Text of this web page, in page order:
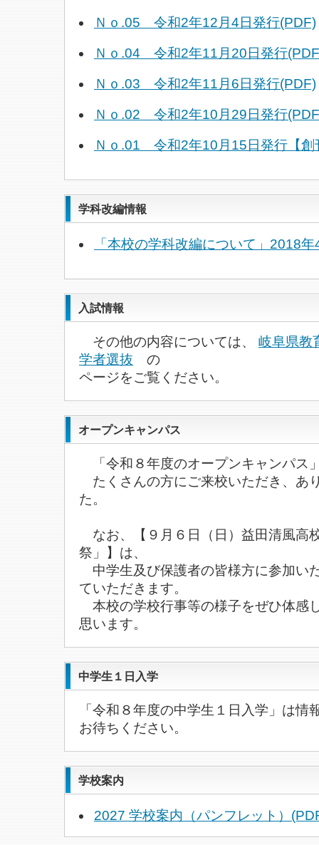
Ｎｏ.05 令和2年12月4日発行(PDF)
Ｎｏ.04 令和2年11月20日発行
Ｎｏ.03 令和2年11月6日発行(PDF)
Ｎｏ.02 令和2年10月29日発行
Ｎｏ.01 令和2年10月15日発行【創
学科改編情報
「本校の学科改編について」2018
入試情報
その他の内容については、 岐阜県教
学者選抜 の
ページをご覧ください。
オープンキャンパス
「令和８年度のオープンキャンパス
たくさんの方にご来校いただき、あ
た。
なお、【９月６日（日）益田清風高
祭」】は、
中学生及び保護者の皆様方に参加い
ていただきます。
本校の学校行事等の様子をぜひ体感
思います。
中学生１日入学
「令和８年度の中学生１日入学」は情
お待ちください。
学校案内
2027 学校案内（パンフレット）